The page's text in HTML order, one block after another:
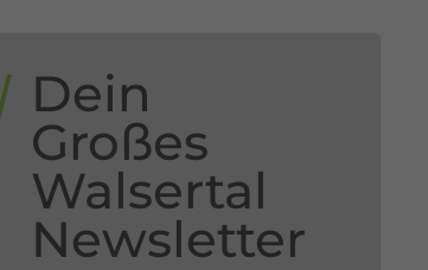
Dein
Großes
Walsertal
Newsletter